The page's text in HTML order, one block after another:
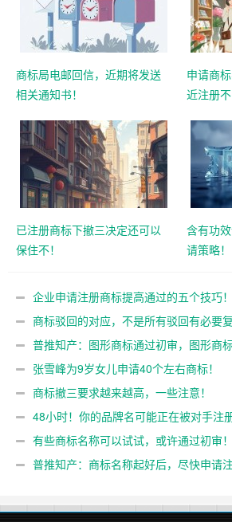
商标局电邮回信，近期将发送
相关通知书！
申请商
近注册不
已注册商标下撤三决定还可以
保住不！
含有功
请策略！
企业申请注册商标提高通过的五个技巧！
商标驳回的对应，不是所有驳回有必要复
普推知产：图形商标通过初审，图形商标
张雪峰为9岁女儿申请40个左右商标！
商标撤三要求越来越高，一些注意！
48小时！你的品牌名可能正在被对手注册
有些商标名称可以试试，或许通过初审！
普推知产：商标名称起好后，尽快申请注